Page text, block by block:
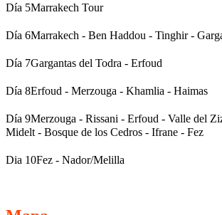
Día 5Marrakech Tour
Día 6Marrakech - Ben Haddou - Tinghir -
Día 7Gargantas del Todra - Erfoud
Día 8Erfoud - Merzouga - Khamlia - Haimas
Día 9Merzouga - Rissani - Erfoud - Valle del
Midelt - Bosque de los Cedros - Ifrane - Fez
Dia 10Fez - Nador/Melilla